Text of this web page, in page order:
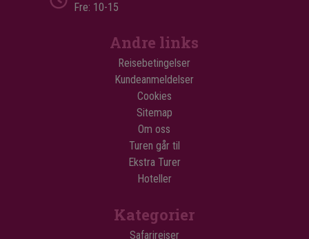
Fre: 10-15
Andre links
Reisebetingelser
Kundeanmeldelser
Cookies
Sitemap
Om oss
Turen går til
Ekstra Turer
Hoteller
Kategorier
Safarireiser